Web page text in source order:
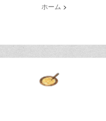
ホーム >